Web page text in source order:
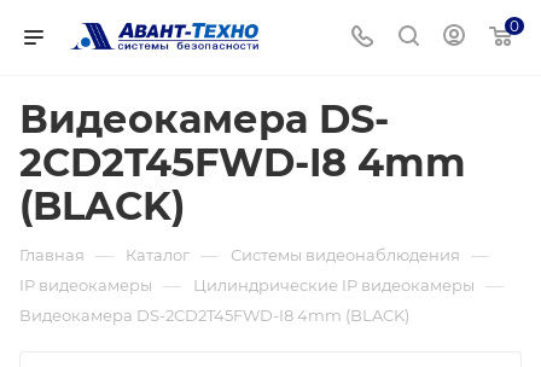
0
Видеокамера DS-
2CD2T45FWD-I8 4mm
(BLACK)
Главная — Каталог — Системы видеонаблюдения —
IP видеокамеры — Цилиндрические IP видеокамеры —
Видеокамера DS-2CD2T45FWD-I8 4mm (BLACK)